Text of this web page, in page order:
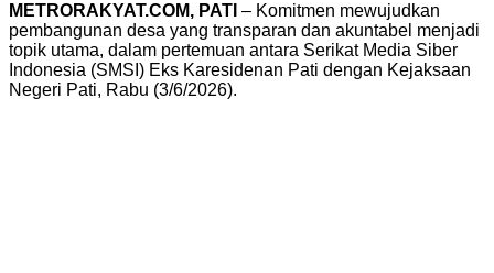
METRORAKYAT.COM, PATI – Komitmen mewujudkan
pembangunan desa yang transparan dan akuntabel menjadi
topik utama, dalam pertemuan antara Serikat Media Siber
Indonesia (SMSI) Eks Karesidenan Pati dengan Kejaksaan
Negeri Pati, Rabu (3/6/2026).